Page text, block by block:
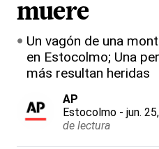
muere
Un vagón de una
en Estocolmo; Una
más resultan heridas
AP
Estocolmo - jun.
de lectura